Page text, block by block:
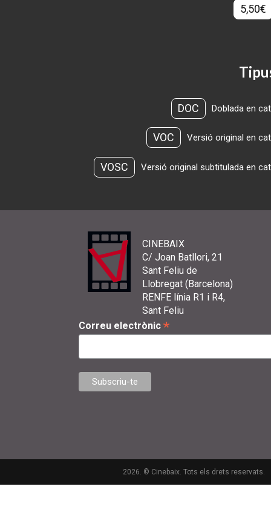
5,50€
DOC Doblada en
VOC Versió original en
VOSC Versió original subtitulada en
CINEBAIX
C/ Joan Batllori, 21
Sant Feliu de
Llobregat (Barcelona)
RENFE línia R1 i R4,
Sant Feliu
Correu electrònic *
2026. © Cinebaix. Tots els drets reservats.